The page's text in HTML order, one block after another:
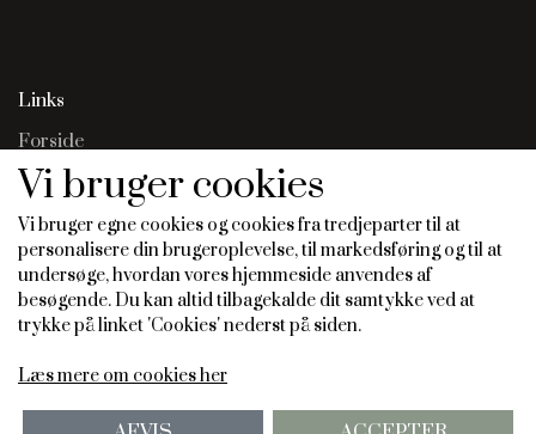
Links
Forside
Salgs- og leveringsbetingelser
Cookies
Fortrydelse og reklamation
Vis på shop
Vi bruger cookies
Vi bruger egne cookies og cookies fra tredjeparter til at
personalisere din brugeroplevelse, til markedsføring og til at
undersøge, hvordan vores hjemmeside anvendes af
besøgende. Du kan altid tilbagekalde dit samtykke ved at
trykke på linket 'Cookies' nederst på siden.
Læs mere om cookies her